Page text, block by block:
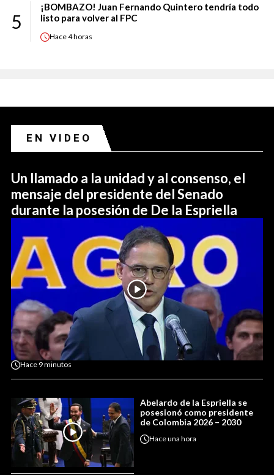
5
¡BOMBAZO! Juan Fernando Quintero tendría todo
listo para volver al FPC
Hace4 horas
EN VIDEO
Un llamado a la unidad y al consenso, el
mensaje del presidente del Senado
durante la posesión de De la Espriella
Hace 9 minutos
Abelardo de la Espriella se
posesionó como presidente
de Colombia 2026 – 2030
Haceuna hora